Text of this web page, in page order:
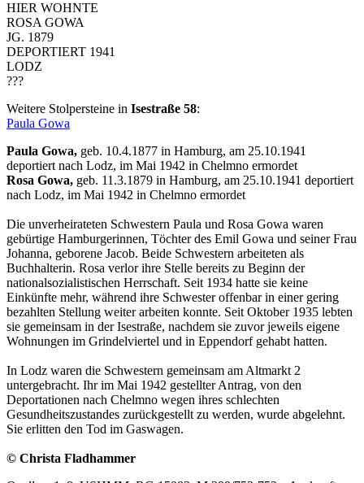
HIER WOHNTE
ROSA GOWA
JG. 1879
DEPORTIERT 1941
LODZ
???
Weitere Stolpersteine in Isestraße 58:
Paula Gowa
Paula Gowa, geb. 10.4.1877 in Hamburg, am 25.10.1941
deportiert nach Lodz, im Mai 1942 in Chelmno ermordet
Rosa Gowa, geb. 11.3.1879 in Hamburg, am 25.10.1941 deportiert
nach Lodz, im Mai 1942 in Chelmno ermordet
Die unverheirateten Schwestern Paula und Rosa Gowa waren
gebürtige Hamburgerinnen, Töchter des Emil Gowa und seiner Frau
Johanna, geborene Jacob. Beide Schwestern arbeiteten als
Buchhalterin. Rosa verlor ihre Stelle bereits zu Beginn der
nationalsozialistischen Herrschaft. Seit 1934 hatte sie keine
Einkünfte mehr, während ihre Schwester offenbar in einer gering
bezahlten Stellung weiter arbeiten konnte. Seit Oktober 1935 lebten
sie gemeinsam in der Isestraße, nachdem sie zuvor jeweils eigene
Wohnungen im Grindelviertel und in Eppendorf gehabt hatten.
In Lodz waren die Schwestern gemeinsam am Altmarkt 2
untergebracht. Ihr im Mai 1942 gestellter Antrag, von den
Deportationen nach Chelmno wegen ihres schlech­ten
Gesundheitszustandes zurückgestellt zu werden, wurde abgelehnt.
Sie erlitten den Tod im Gaswagen.
© Christa Fladhammer